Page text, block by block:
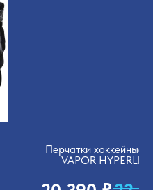
Перчатки хоккейные
VAPOR HYPERLITE